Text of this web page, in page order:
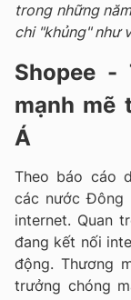
trong những
chi "khủng" như
Shopee -
mạnh mẽ
Á
Theo báo cáo
các nước Đông
internet. Quan
đang kết nối
động. Thương
trưởng chóng